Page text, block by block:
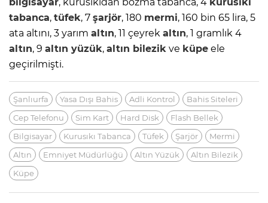
tabanca, tüfek, 7 şarjör, 180 mermi, 160 bin 65 lira, 5
ata altını, 3 yarım altın, 11 çeyrek altın, 1 gramlık 4
altın, 9 altın yüzük, altın bilezik ve küpe ele
geçirilmişti.
Şanlıurfa Yasa Dışı Bahis Adli Kontrol
Bahis Siteleri
Cep Telefonu
Sim Kart Hard Disk
Flash Bellek
Bilgisayar
Kurusıkı Tabanca Tüfek Şarjör
Mermi
Altın
Emniyet Müdürlüğü Altın Yüzük
Altın Bilezik
Küpe